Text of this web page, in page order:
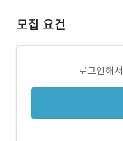
모집 요건
로그인해